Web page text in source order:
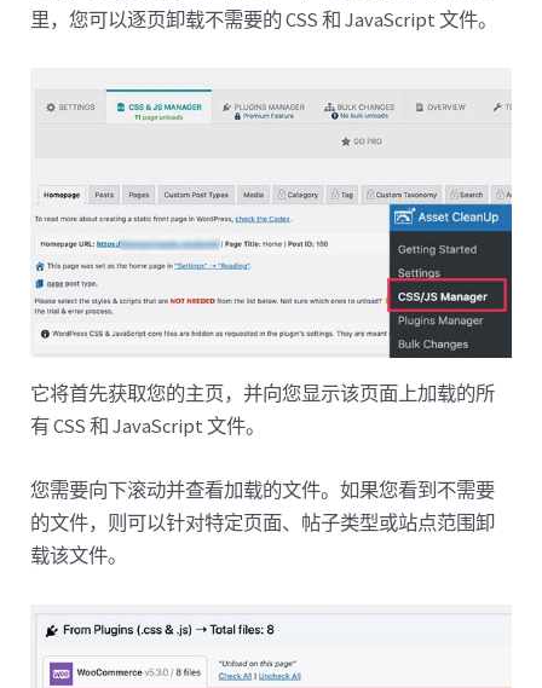
里，您可以逐页卸载不需要的 CSS 和 JavaScript 文件。
它将首先获取您的主页，并向您显示该页面上加载的所
有 CSS 和 JavaScript 文件。
您需要向下滚动并查看加载的文件。如果您看到不需要
的文件，则可以针对特定页面、帖子类型或站点范围卸
载该文件。